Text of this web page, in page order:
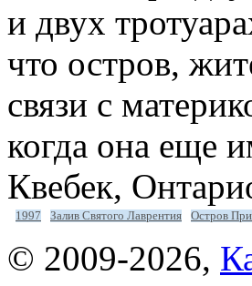
и двух
что остров,
связи с
когда она еще
Квебек,
1997 Залив Святого Лаврентия Остров
© 2009-2026,